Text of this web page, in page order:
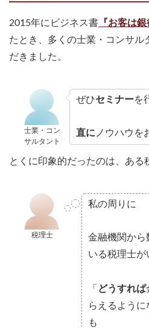
2015年にビジネス書 『お客は
たとき、多くの士業・コンサル
だきました。
士業・コン
サルタント
ぜひセミナーを
直に ノウハウを
とくに印象的だったのは、ある
税理士
私の周りに
金融機関から
いる税理士
「 どうすれば
らえるよう
も